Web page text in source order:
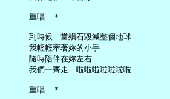
     重唱　＊
     到時候　當殞石毀滅整個地球
     我輕輕牽著妳的小手
     隨時陪伴在妳左右
     我們一齊走　啦啦啦啦啦啦啦
     重唱　＊